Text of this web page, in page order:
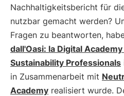
Nachhaltigkeitsbericht für
nutzbar gemacht werden?
Fragen zu beantworten,
dall'Oasi: la Digital
Sustainability Professionals
in Zusammenarbeit mit
Academy realisiert wurde.